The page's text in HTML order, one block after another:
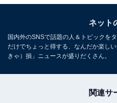
ネット
国内外のSNSで話題の人＆トピックを
だけでちょっと得する、なんだか楽し
きゃ）損」ニュースが盛りだくさん。
関連サ